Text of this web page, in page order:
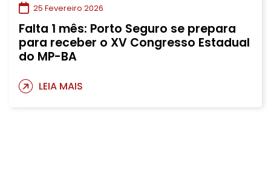
25 Fevereiro 2026
Falta 1 mês: Porto Seguro se prepara
para receber o XV Congresso Estadual
do MP-BA
LEIA MAIS